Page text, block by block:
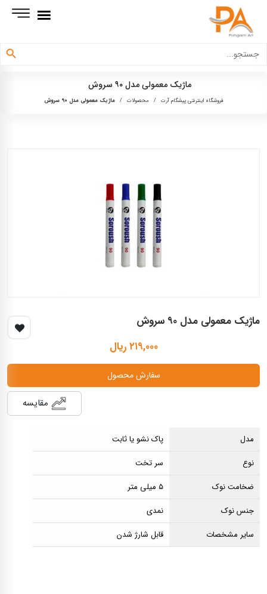
برای:
دکمه جستجو
ماژیک معمولی مدل ۹۰ سروش
فروشگاه اینترنتی پیشگام آرت / محصولات / ماژیک معمولی مدل ۹۰ سروش
ماژیک معمولی مدل ۹۰ سروش
۲۱۹,۰۰۰ ریال
سفارش محصول
مقایسه
مدل
پاک نشو یا ثابت
نوع
سر تخت
ضخامت نوک
۵ میلی متر
جنس نوک
نمدی
سایر مشخصات
قابل شارژ شدن